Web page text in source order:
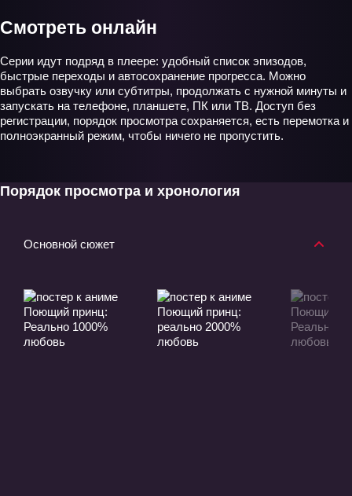
Смотреть онлайн
Серии идут подряд в плеере: удобный список эпизодов,
быстрые переходы и автосохранение прогресса. Можно
выбрать озвучку или субтитры, продолжать с нужной минуты и
запускать на телефоне, планшете, ПК или ТВ. Доступ без
регистрации, порядок просмотра сохраняется, есть перемотка и
полноэкранный режим, чтобы ничего не пропустить.
Порядок просмотра и хронология
Основной сюжет